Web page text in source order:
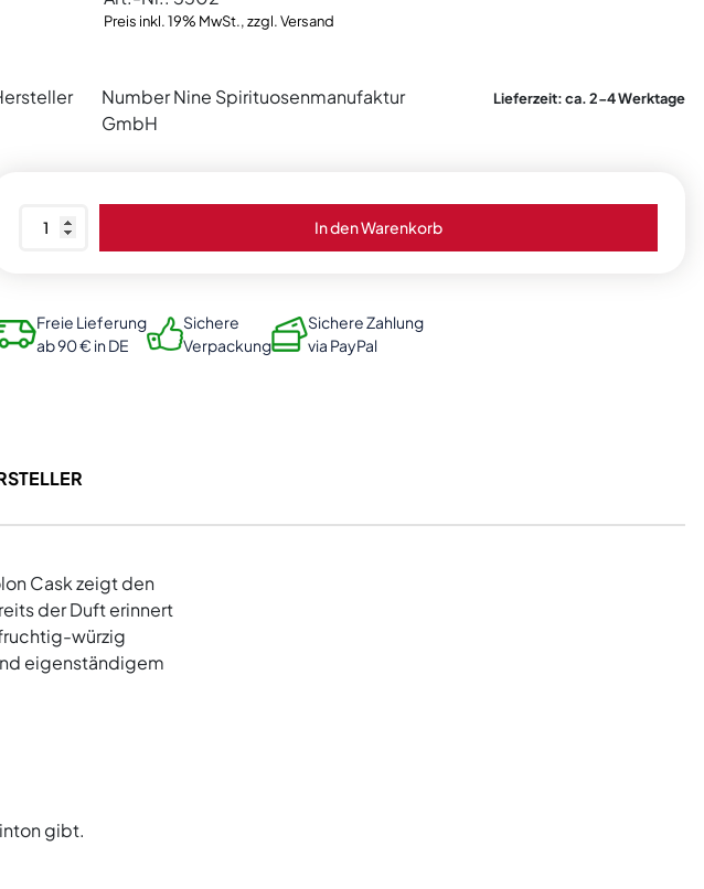
Preis inkl. 19% MwSt., zzgl. Versand
Number Nine Spirituosenmanufaktur
GmbH
Lieferzeit: ca. 2-4 Werktage
Springs
Years
Acolon
0,5L
In den Warenkorb
Freie Lieferung
ab 90 € in DE
Sichere
Verpackung
Sichere Zahlung
via PayPal
Cask zeigt den
der Duft erinnert
würzig
eigenständigem
gibt.